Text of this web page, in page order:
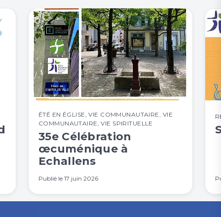
ÉTÉ EN ÉGLISE,VIE COMMUNAUTAIRE, VIE
COMMUNAUTAIRE,VIE SPIRITUELLE
35e Célébration
œcuménique à
Echallens
Publié le 17 juin 2026